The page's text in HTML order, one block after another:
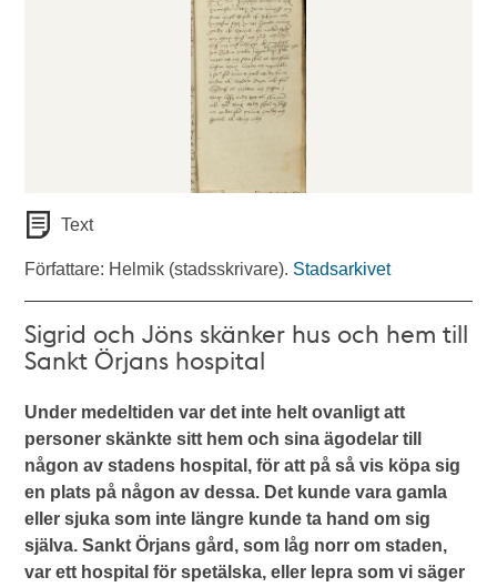
Text
Författare: Helmik (stadsskrivare). Stadsarkivet
Sigrid och Jöns skänker hus och hem till
Sankt Örjans hospital
Under medeltiden var det inte helt ovanligt att
personer skänkte sitt hem och sina ägodelar till
någon av stadens hospital, för att på så vis köpa sig
en plats på någon av dessa. Det kunde vara gamla
eller sjuka som inte längre kunde ta hand om sig
själva. Sankt Örjans gård, som låg norr om staden,
var ett hospital för spetälska, eller lepra som vi säger